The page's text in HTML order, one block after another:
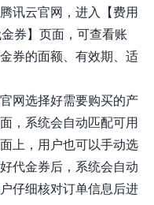
腾讯云官网，进入【费用
券】页面，可查看账
券的面额、有效期、适
网选择好需要购买的产
，系统会自动匹配可用
上，用户也可以手动选
代金券后，系统会自动
仔细核对订单信息后进